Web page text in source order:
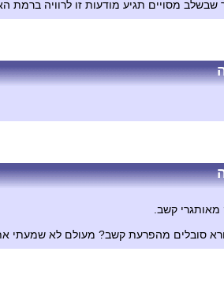
מאותגרי קשב.
סובלים מהפרעת קשב? מעולם לא שמעתי